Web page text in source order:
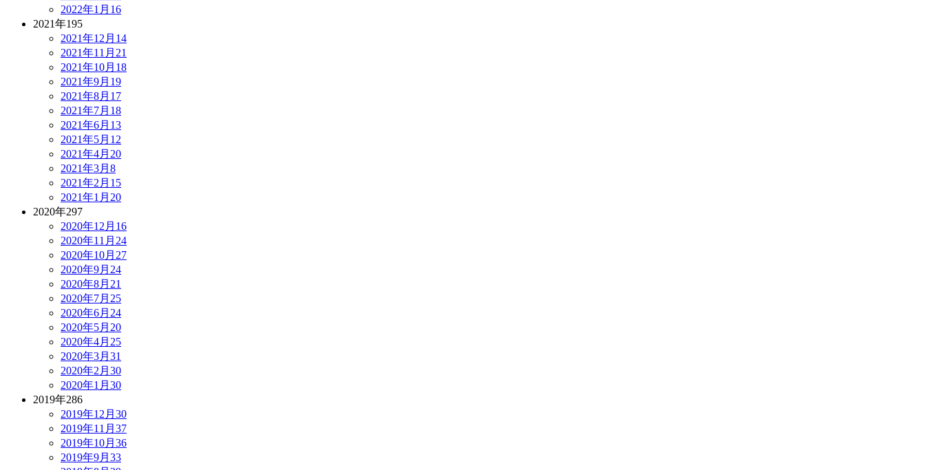
2022年1月 16
2021年195
2021年12月 14
2021年11月 21
2021年10月 18
2021年9月 19
2021年8月 17
2021年7月 18
2021年6月 13
2021年5月 12
2021年4月 20
2021年3月 8
2021年2月 15
2021年1月 20
2020年297
2020年12月 16
2020年11月 24
2020年10月 27
2020年9月 24
2020年8月 21
2020年7月 25
2020年6月 24
2020年5月 20
2020年4月 25
2020年3月 31
2020年2月 30
2020年1月 30
2019年286
2019年12月 30
2019年11月 37
2019年10月 36
2019年9月 33